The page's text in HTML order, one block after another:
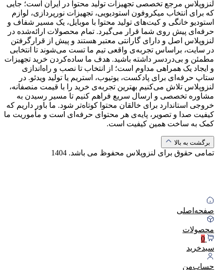
لنزوپلاس مرجع تخصصی تجهیزات تولید محتوا در ایران است؛ جایی
که برای انتخاب میکروفون استودیویی، تجهیزات نورپردازی، لوازم
استودیو خانگی و کیت‌های تولید محتوا با موبایل، یک مسیر شفاف و
حرفه‌ای پیش روی شما قرار می‌گیرد. تمام محصولات ارائه‌شده در
لنزوپلاس اصل و دارای گارانتی معتبر هستند و پیش از قرارگرفتن
در سایت، براساس تجربه‌ی واقعی تیم ما تست می‌شوند تا انتخابی
مطمئن و بی‌دردسر داشته باشید. هدف ما ساده‌کردن خرید تجهیزات
و ایجاد یک همراهی مداوم است؛ از انتخاب تا نصب و راه‌اندازی
ستاپ حرفه‌ای برای پادکست، یوتیوب، استریم یا تولید ویدئو. در
لنزوپلاس تلاش می‌کنیم بهترین تجربه‌ی خرید را با قیمت منصفانه،
مشاوره تخصصی و ارسال سریع فراهم کنیم تا مسیر رسیدن به
خروجی استاندارد برای خالقان محتوا کوتاه‌تر شود. ما باور داریم که
کیفیت صدا و تصویر، پایه‌ی هر محتوای حرفه‌ای است و مأموریت ما
کمک به ساخت همین کیفیت است.
برگشت به بالا
تمامی حقوق برای لنزوپلاس محفوظ می باشد. 1404
صفحه‌اصلی
محصولات
0
سبد‌خرید
حساب‌من